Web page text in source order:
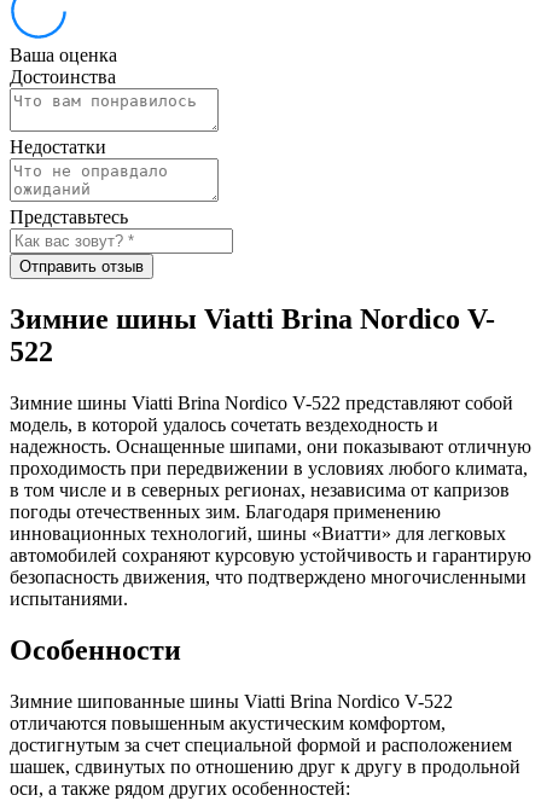
Ваша оценка
Достоинства
Недостатки
Представьтесь
Отправить отзыв
Зимние шины Viatti Brina Nordico V-
522
Зимние шины Viatti Brina Nordico V-522 представляют собой
модель, в которой удалось сочетать вездеходность и
надежность. Оснащенные шипами, они показывают отличную
проходимость при передвижении в условиях любого климата,
в том числе и в северных регионах, независима от капризов
погоды отечественных зим. Благодаря применению
инновационных технологий, шины «Виатти» для легковых
автомобилей сохраняют курсовую устойчивость и гарантирую
безопасность движения, что подтверждено многочисленными
испытаниями.
Особенности
Зимние шипованные шины Viatti Brina Nordico V-522
отличаются повышенным акустическим комфортом,
достигнутым за счет специальной формой и расположением
шашек, сдвинутых по отношению друг к другу в продольной
оси, а также рядом других особенностей: